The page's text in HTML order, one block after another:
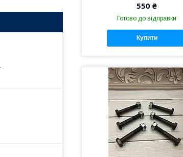
550 ₴
Готово до відправки
Купити